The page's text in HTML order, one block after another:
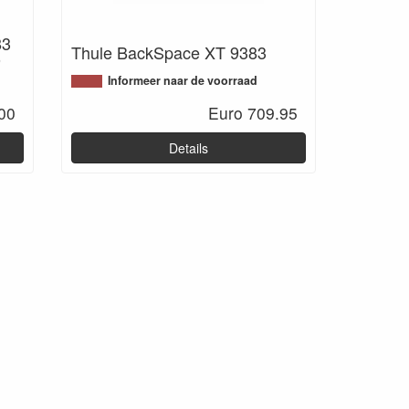
Thule BackSpace XT 9383
Informeer naar de voorraad
Euro 709.95
Details